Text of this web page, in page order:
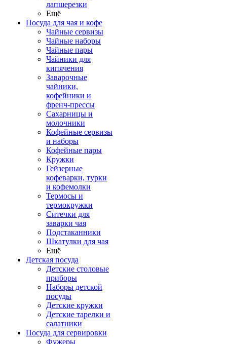
лапшерезки
Ещё
Посуда для чая и кофе
Чайные сервизы
Чайные наборы
Чайные пары
Чайники для
кипячения
Заварочные
чайники,
кофейники и
френч-прессы
Сахарницы и
молочники
Кофейные сервизы
и наборы
Кофейные пары
Кружки
Гейзерные
кофеварки, турки
и кофемолки
Термосы и
термокружки
Ситечки для
заварки чая
Подстаканники
Шкатулки для чая
Ещё
Детская посуда
Детские столовые
приборы
Наборы детской
посуды
Детские кружки
Детские тарелки и
салатники
Посуда для сервировки
Фужеры